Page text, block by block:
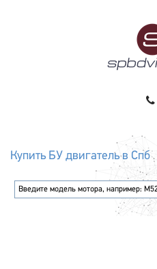
Купить БУ двигатель в Спб